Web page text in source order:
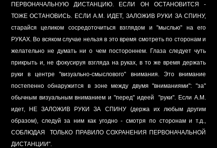
ПЕРВОНАЧАЛЬНУЮ ДИСТАНЦИЮ. ЕСЛИ ОН ОСТАНОВИТСЯ -
ТОЖЕ ОСТАНОВИСЬ. ЕСЛИ А.М. ИДЕТ, ЗАЛОЖИВ РУКИ ЗА СПИНУ,
старайся целиком сосредоточиться взглядом и "мыслью" на его
РУКАХ. Во всяком случае нельзя в это время смотреть по сторонам и
желательно не думать ни о чем постороннем. Глаза следует чуть
прикрыть и, не фокусируя взгляда на руках, в то же время держать
руки в центре "визуально-смыслового" внимания. Это внимание
постепенно обнаружится в зоне между двумя "вниманиями": "за"
обычным визуальным вниманием и "перед" идеей "руки". Если А.М.
идет, НЕ ЗАЛОЖИВ РУКИ ЗА СПИНУ (держа их любым другим
образом), следуй за ним как угодно - смотря по сторонам и т.д.,
СОБЛЮДАЯ ТОЛЬКО ПРАВИЛО СОХРАНЕНИЯ ПЕРВОНАЧАЛЬНОЙ
ДИСТАНЦИИ".